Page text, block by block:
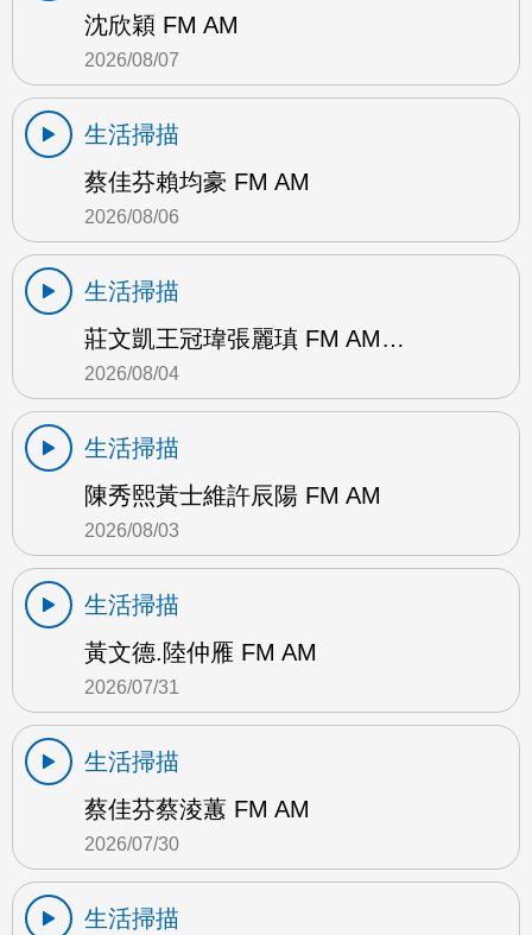
沈欣穎 FM AM
2026/08/07
生活掃描
蔡佳芬賴均豪 FM AM
2026/08/06
生活掃描
莊文凱王冠瑋張麗瑱 FM AM…
2026/08/04
生活掃描
陳秀熙黃士維許辰陽 FM AM
2026/08/03
生活掃描
黃文德.陸仲雁 FM AM
2026/07/31
生活掃描
蔡佳芬蔡淩蕙 FM AM
2026/07/30
生活掃描